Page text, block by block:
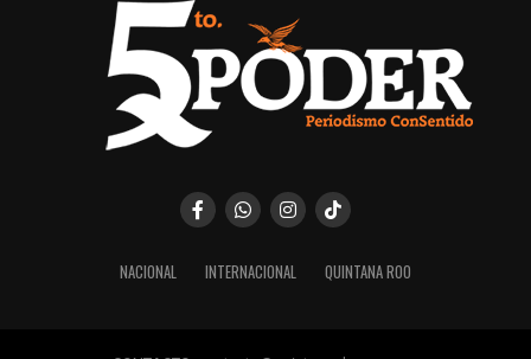
NACIONAL INTERNACIONAL QUINTANA ROO